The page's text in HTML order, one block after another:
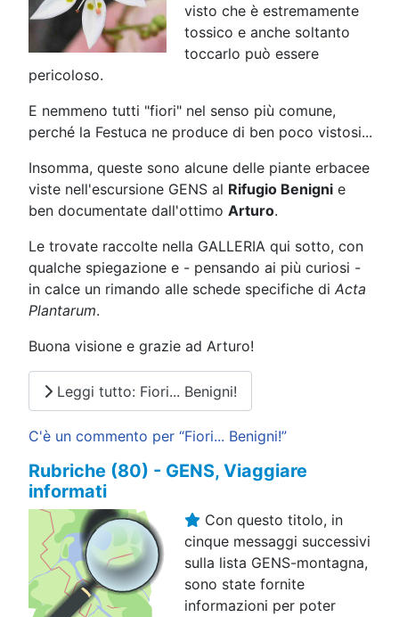
visto che è estremamente
tossico e anche soltanto
toccarlo può essere
pericoloso.
E nemmeno tutti "fiori" nel senso più comune,
perché la Festuca ne produce di ben poco vistosi...
Insomma, queste sono alcune delle piante erbacee
viste nell'escursione GENS al Rifugio Benigni e
ben documentate dall'ottimo Arturo.
Le trovate raccolte nella GALLERIA qui sotto, con
qualche spiegazione e - pensando ai più curiosi -
in calce un rimando alle schede specifiche di Acta
Plantarum.
Buona visione e grazie ad Arturo!
Leggi tutto: Fiori... Benigni!
C'è un commento per “Fiori... Benigni!”
Rubriche (80) - GENS, Viaggiare
informati
Con questo titolo, in
cinque messaggi successivi
sulla lista GENS-montagna,
sono state fornite
informazioni per poter